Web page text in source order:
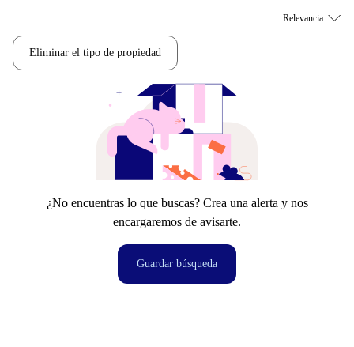
Eliminar el tipo de propiedad
¿No encuentras lo que buscas? Crea una alerta y nos
encargaremos de avisarte.
Guardar búsqueda